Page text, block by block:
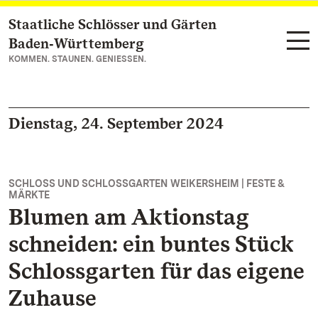
Zum Hauptinhalt springen
Staatliche Schlösser und Gärten
Baden‑Württemberg
KOMMEN. STAUNEN. GENIESSEN.
Dienstag, 24. September 2024
SCHLOSS UND SCHLOSSGARTEN WEIKERSHEIM | FESTE &
MÄRKTE
Blumen am Aktionstag
schneiden: ein buntes Stück
Schlossgarten für das eigene
Zuhause